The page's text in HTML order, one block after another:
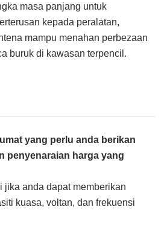
masa panjang untuk
kepada peralatan,
mampu menahan perbezaan
buruk di kawasan terpencil.
yang perlu anda berikan
penyenaraian harga yang
jika anda dapat memberikan
kuasa, voltan, dan frekuensi